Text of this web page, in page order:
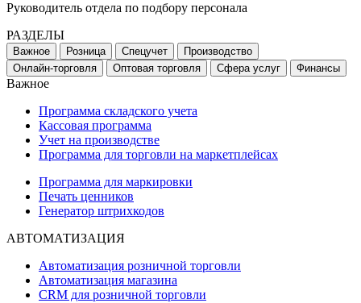
Руководитель отдела по подбору персонала
РАЗДЕЛЫ
Важное Розница Спецучет
Производство
Онлайн-торговля
Оптовая торговля Сфера услуг Финансы
Важное
Программа складского учета
Кассовая программа
Учет на производстве
Программа для торговли на маркетплейсах
Программа для маркировки
Печать ценников
Генератор штрихкодов
АВТОМАТИЗАЦИЯ
Автоматизация розничной торговли
Автоматизация магазина
CRM для розничной торговли